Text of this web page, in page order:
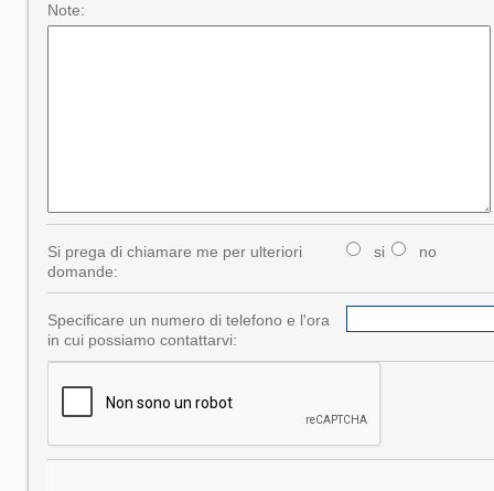
Note:
Si prega di chiamare me per ulteriori
domande:
si no
Specificare un numero di telefono e l'ora
in cui possiamo contattarvi: